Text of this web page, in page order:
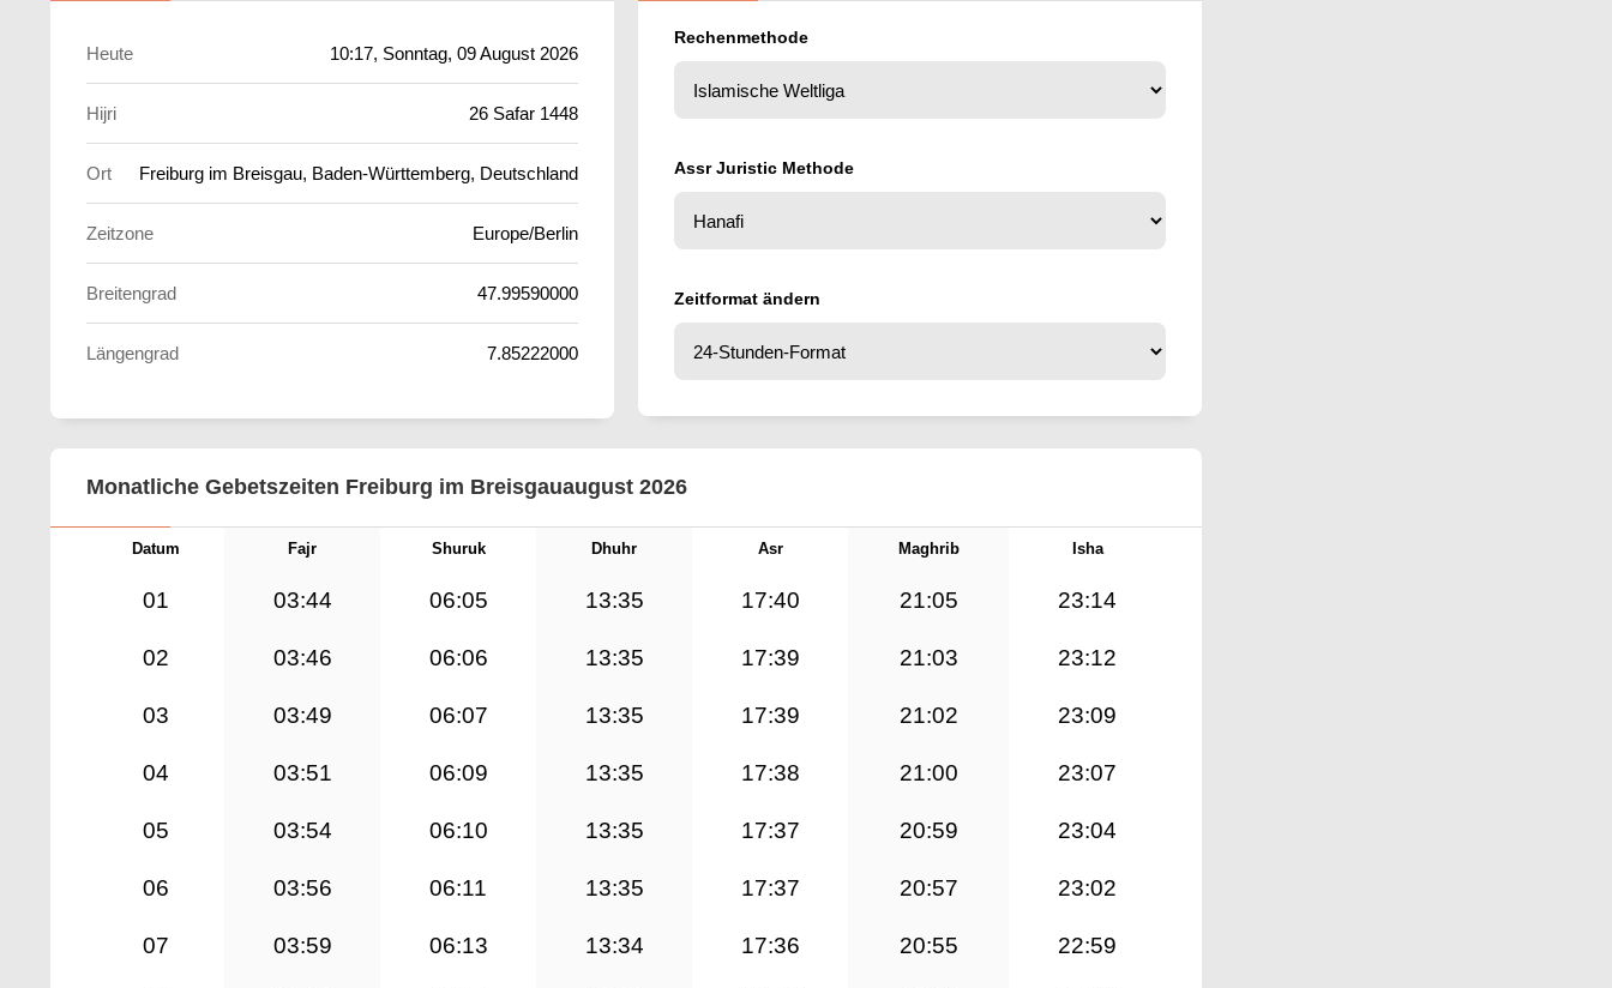
Heute 10:17, Sonntag, 09 August 2026
Hijri 26 Safar 1448
Ort Freiburg im Breisgau, Baden-Württemberg, Deutschland
Zeitzone Europe/Berlin
Breitengrad 47.99590000
Längengrad 7.85222000
Rechenmethode
Assr Juristic Methode
Zeitformat ändern
Monatliche Gebetszeiten Freiburg im Breisgauaugust 2026
Datum Fajr Shuruk Dhuhr Asr Maghrib Isha
01 03:44 06:05 13:35 17:40 21:05 23:14
02 03:46 06:06 13:35 17:39 21:03 23:12
03 03:49 06:07 13:35 17:39 21:02 23:09
04 03:51 06:09 13:35 17:38 21:00 23:07
05 03:54 06:10 13:35 17:37 20:59 23:04
06 03:56 06:11 13:35 17:37 20:57 23:02
07 03:59 06:13 13:34 17:36 20:55 22:59